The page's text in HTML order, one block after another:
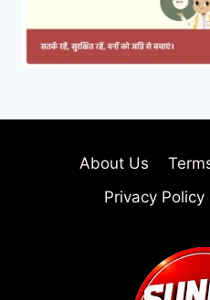
About Us
Privacy Policy